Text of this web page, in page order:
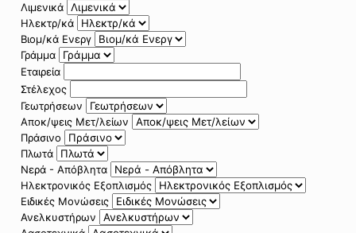
Λιμενικά
Ηλεκτρ/κά
Βιομ/κά Ενεργ
Γράμμα
Εταιρεία
Στέλεχος
Γεωτρήσεων
Αποκ/ψεις Μετ/λείων
Πράσινο
Πλωτά
Νερά - Απόβλητα
Ηλεκτρονικός Εξοπλισμός
Ειδικές Μονώσεις
Ανελκυστήρων